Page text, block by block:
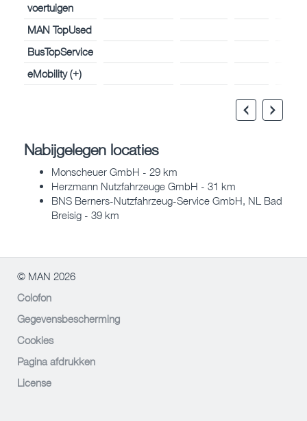
voertuigen
MAN TopUsed
BusTopService
eMobility (+)
Nabijgelegen locaties
Monscheuer GmbH - 29 km
Herzmann Nutzfahrzeuge GmbH - 31 km
BNS Berners-Nutzfahrzeug-Service GmbH, NL Bad
Breisig - 39 km
© MAN 2026
Colofon
Gegevensbescherming
Cookies
Pagina afdrukken
License